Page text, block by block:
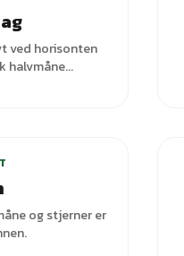
ved horisonten
halvmåne...
og stjerner er